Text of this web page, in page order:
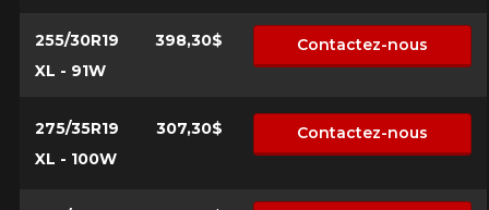
255/30R19
XL - 91W
398,30$ Contactez-nous
275/35R19
XL - 100W
307,30$ Contactez-nous